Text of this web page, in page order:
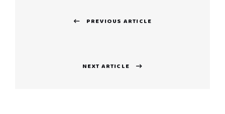
PREVIOUS ARTICLE
NEXT ARTICLE